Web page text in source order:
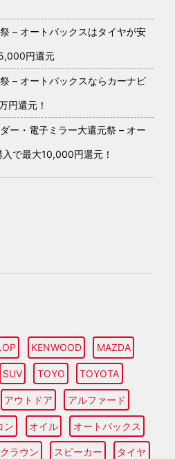
– オートバックスはタイヤが安
円還元
– オートバックスならカーナビ
円還元！
ー・電子ミラー大還元祭 – オー
で最大10,000円還元！
KENWOOD MAZDA
SUV TOYO TOYOTA
アウトドア アルファード
ン オイル オートバックス
クラウン スピーカー タイヤ